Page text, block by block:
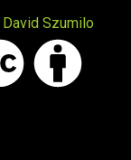
David Szumilo